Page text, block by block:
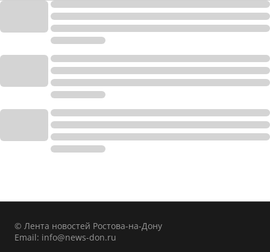
© Лента новостей Ростова-на-Дону
Email: info@news-don.ru